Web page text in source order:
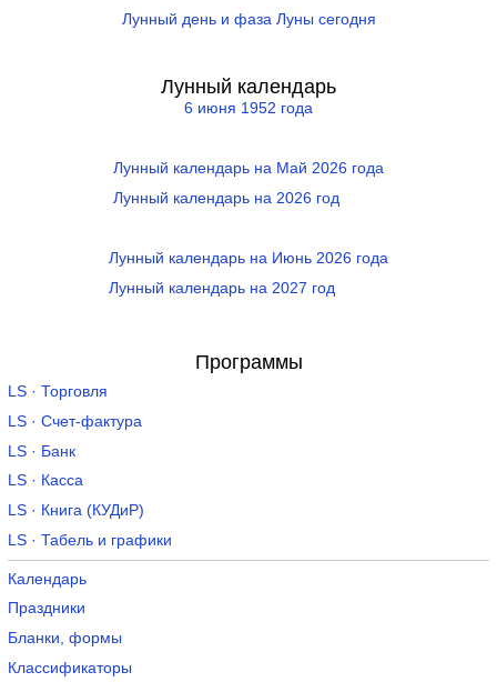
Лунный день и фаза Луны сегодня
Лунный календарь
6 июня 1952 года
Лунный календарь на Май 2026 года
Лунный календарь на 2026 год
Лунный календарь на Июнь 2026 года
Лунный календарь на 2027 год
Программы
LS · Торговля
LS · Счет-фактура
LS · Банк
LS · Касса
LS · Книга (КУДиР)
LS · Табель и графики
Календарь
Праздники
Бланки, формы
Классификаторы